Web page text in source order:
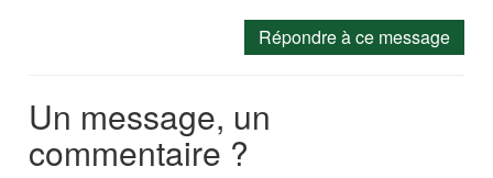
Répondre à ce message
Un message, un
commentaire ?